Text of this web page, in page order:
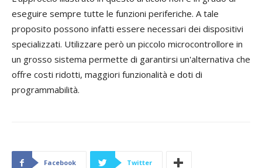
eseguire sempre tutte le funzioni periferiche. A tale
proposito possono infatti essere necessari dei dispositivi
specializzati. Utilizzare però un piccolo microcontrollore in
un grosso sistema permette di garantirsi un'alternativa che
offre costi ridotti, maggiori funzionalità e doti di
programmabilità.
Facebook Twitter